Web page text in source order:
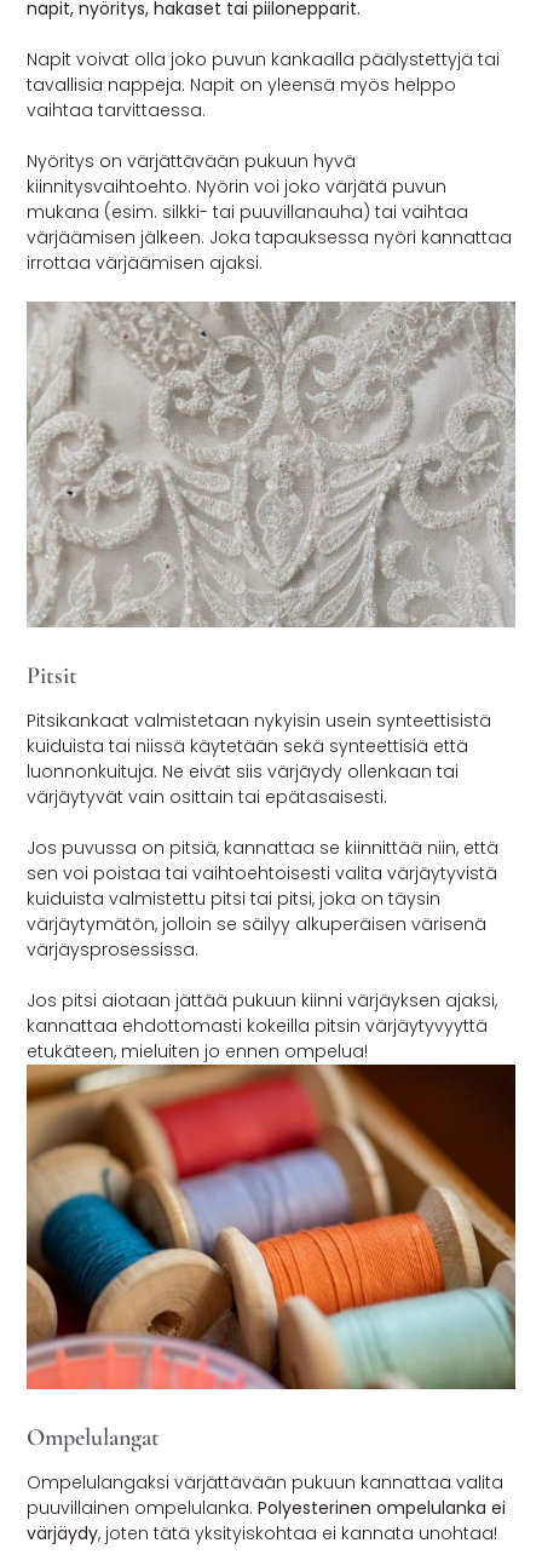
napit, nyöritys, hakaset tai piilonepparit.
Napit voivat olla joko puvun kankaalla päälystettyjä tai
tavallisia nappeja. Napit on yleensä myös helppo
vaihtaa tarvittaessa.
Nyöritys on värjättävään pukuun hyvä
kiinnitysvaihtoehto. Nyörin voi joko värjätä puvun
mukana (esim. silkki- tai puuvillanauha) tai vaihtaa
värjäämisen jälkeen. Joka tapauksessa nyöri kannattaa
irrottaa värjäämisen ajaksi.
Pitsit
Pitsikankaat valmistetaan nykyisin usein synteettisistä
kuiduista tai niissä käytetään sekä synteettisiä että
luonnonkuituja. Ne eivät siis värjäydy ollenkaan tai
värjäytyvät vain osittain tai epätasaisesti.
Jos puvussa on pitsiä, kannattaa se kiinnittää niin, että
sen voi poistaa tai vaihtoehtoisesti valita värjäytyvistä
kuiduista valmistettu pitsi tai pitsi, joka on täysin
värjäytymätön, jolloin se säilyy alkuperäisen värisenä
värjäysprosessissa.
Jos pitsi aiotaan jättää pukuun kiinni värjäyksen ajaksi,
kannattaa ehdottomasti kokeilla pitsin värjäytyvyyttä
etukäteen, mieluiten jo ennen ompelua!
Ompelulangat
Ompelulangaksi värjättävään pukuun kannattaa valita
puuvillainen ompelulanka.Polyesterinen ompelulanka ei
värjäydy, joten tätä yksityiskohtaa ei kannata unohtaa!